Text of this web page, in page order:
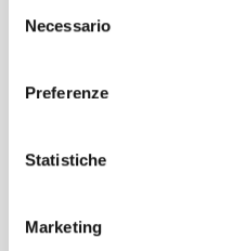
delNecessario
Preferenze
Statistiche
Marketing